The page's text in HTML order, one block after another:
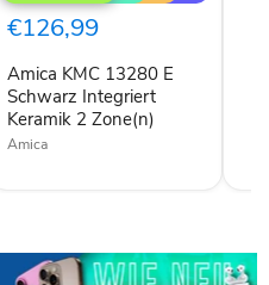
E
Schwarz
Keramik
2
Zone(n)
€126,99
Amica KMC 13280 E
Schwarz Integriert
Keramik 2 Zone(n)
Amica